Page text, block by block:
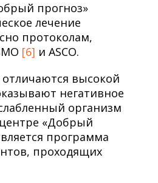
прогноз»
лечение
протоколам,
[6] и ASCO.
высокой
негативное
организм
«Добрый
программа
проходящих